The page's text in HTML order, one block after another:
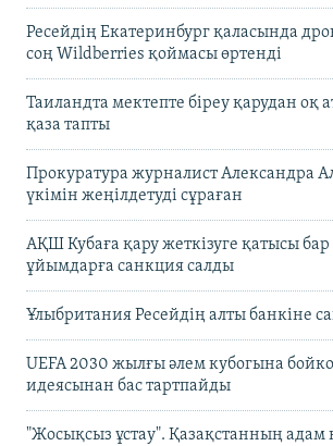
Ресейдің Екатеринбург қаласында
соң Wildberries қоймасы өртенді
Таиландта мектепте біреу қарудан оқ
қаза тапты
Прокуратура журналист Александра
үкімін жеңілдетуді сұраған
АҚШ Кубаға қару жеткізуге қатысы
ұйымдарға санкция салды
Ұлыбритания Ресейдің алты банкіне
UEFA 2030 жылғы әлем кубогына
идеясынан бас тартпайды
"Жосықсыз ұстау". Қазақстанның